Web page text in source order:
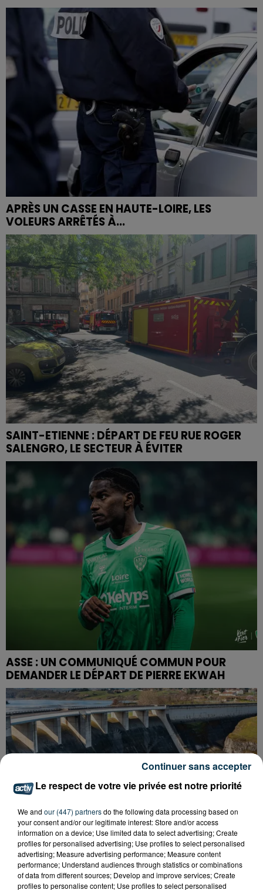
APRÈS UN CASSE EN HAUTE-LOIRE, LES
VOLEURS ARRÊTÉS À...
SAINT-ETIENNE : DÉPART DE FEU RUE ROGER
SALENGRO, LE SECTEUR À ÉVITER
ASSE : UN COMMUNIQUÉ COMMUN POUR
DEMANDER LE DÉPART DE PIERRE EKWAH
Le respect de votre vie privée est notre priorité
We and our (447) partnersdo the following data processing based on
your consent and/or our legitimate interest: Store and/or access
information on a device; Use limited data to select advertising; Create
profiles for personalised advertising; Use profiles to select personalised
advertising; Measure advertising performance; Measure content
performance; Understand audiences through statistics or combinations
of data from different sources; Develop and improve services; Create
profiles to personalise content; Use profiles to select personalised
Continuer sans accepter